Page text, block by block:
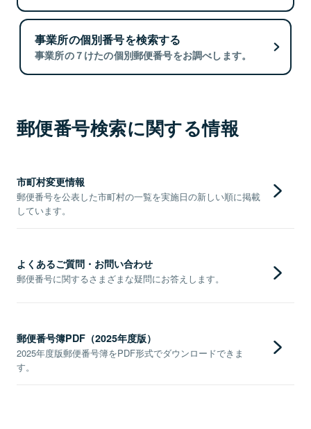
事業所の個別番号を検索する
事業所の７けたの個別郵便番号をお調べします。
郵便番号検索に関する情報
市町村変更情報
郵便番号を公表した市町村の一覧を実施日の新しい順に掲載
しています。
よくあるご質問・お問い合わせ
郵便番号に関するさまざまな疑問にお答えします。
郵便番号簿PDF（2025年度版）
2025年度版郵便番号簿をPDF形式でダウンロードできま
す。